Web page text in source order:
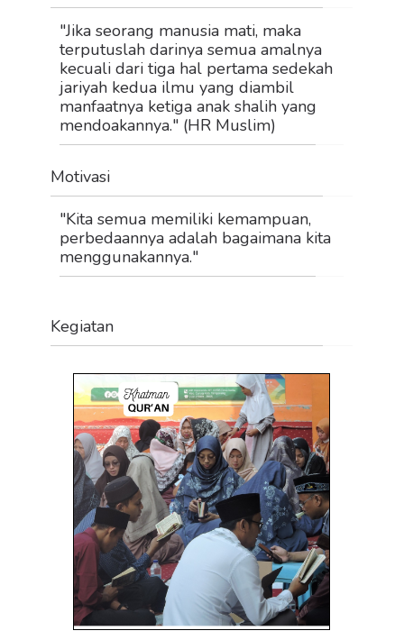
"Jika seorang manusia mati, maka
terputuslah darinya semua amalnya
kecuali dari tiga hal pertama sedekah
jariyah kedua ilmu yang diambil
manfaatnya ketiga anak shalih yang
mendoakannya." (HR Muslim)
Motivasi
"Kita semua memiliki kemampuan,
perbedaannya adalah bagaimana kita
menggunakannya."
Kegiatan